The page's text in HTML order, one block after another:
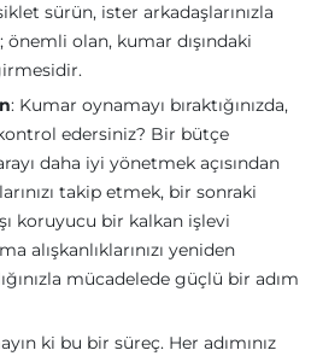
sürün, ister arkadaşlarınızla
olan, kumar dışındaki
: Kumar oynamayı bıraktığınızda,
edersiniz? Bir bütçe
daha iyi yönetmek açısından
takip etmek, bir sonraki
koruyucu bir kalkan işlevi
alışkanlıklarınızı yeniden
mücadelede güçlü bir adım
ki bu bir süreç. Her adımınız